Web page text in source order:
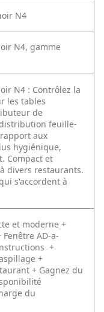
N4
N4, gamme
N4 : Contrôlez la
les tables
de
feuille-
aux
hygiénique,
Compact et
divers restaurants.
s'accordent à
et moderne +
Fenêtre AD-a-
+
+
+ Gagnez du
du